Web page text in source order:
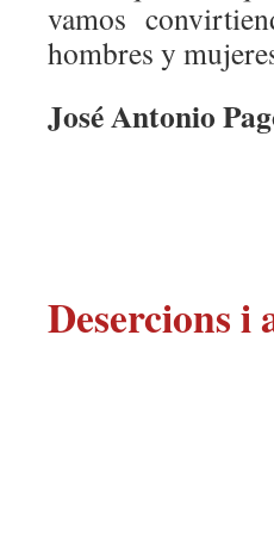
vamos
hombres y
José Antonio
Desercions i